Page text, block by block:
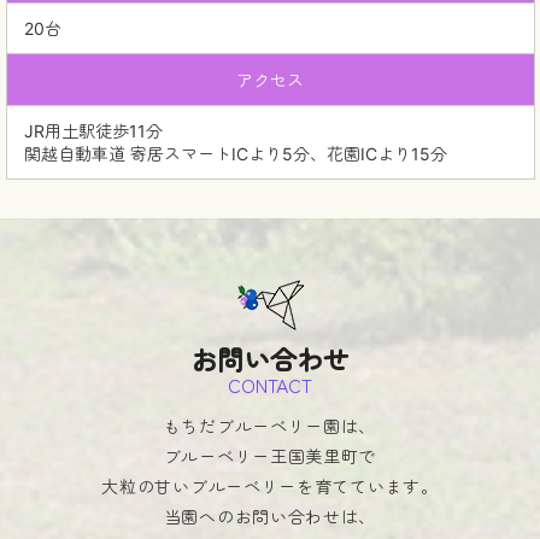
20台
アクセス
JR用土駅徒歩11分
関越自動車道 寄居スマートICより5分、花園ICより15分
お問い合わせ
CONTACT
もちだブルーベリー園は、
ブルーベリー王国美里町で
大粒の甘いブルーベリーを育てています。
当園へのお問い合わせは、